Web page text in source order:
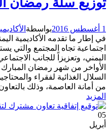
1 أغسطس 2016 بواسطة
في إطار ما تقدمه الأكاديمية
اجتماعية تجاه المجتمع والتي
اليمني، وتعزيزاً للجانب
السلال الغذائية لفقراء
من أمانة العاصمة، وذلك
المزيد
05
أبريل